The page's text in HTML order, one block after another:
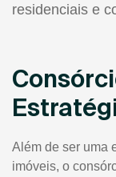
residenciais e
Além de ser uma
imóveis, o